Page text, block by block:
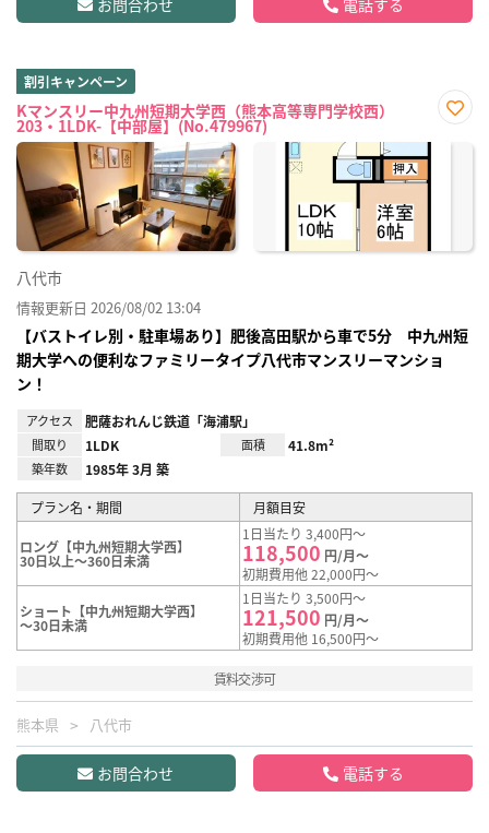
割引キャンペーン
Kマンスリー中九州短期大学西（熊本高等専門学校西）
203・1LDK-【中部屋】(No.479967)
に入
八代市
情報更新日 2026/08/02 13:04
【バストイレ別・駐車場あり】肥後高田駅から車で5分 中九州短
期大学への便利なファミリータイプ八代市マンスリーマンショ
ン！
アクセス 肥薩おれんじ鉄道「海浦駅」
間取り 1LDK 面積 41.8m²
築年数 1985年 3月 築
プラン名・期間 月額目安
ロング【中九州短期大学西】
30日以上～360日未満
1日当たり 3,400円～
118,500 円/月～
初期費用他 22,000円～
ショート【中九州短期大学西】
～30日未満
1日当たり 3,500円～
121,500 円/月～
初期費用他 16,500円～
賃料交渉可
熊本県 八代市
お問合わせ 電話する